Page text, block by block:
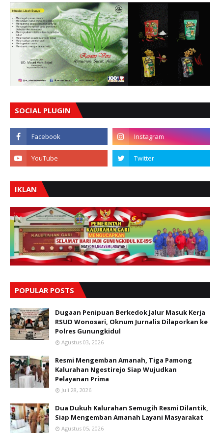
SOCIAL PLUGIN
IKLAN
POPULAR POSTS
Dugaan Penipuan Berkedok Jalur Masuk Kerja
RSUD Wonosari, Oknum Jurnalis Dilaporkan ke
Polres Gunungkidul
Agustus 03, 2026
Resmi Mengemban Amanah, Tiga Pamong
Kalurahan Ngestirejo Siap Wujudkan
Pelayanan Prima
Juli 28, 2026
Dua Dukuh Kalurahan Semugih Resmi Dilantik,
Siap Mengemban Amanah Layani Masyarakat
Agustus 05, 2026